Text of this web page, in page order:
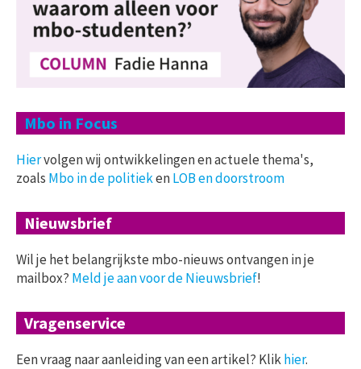
Mbo in Focus
Hiervolgen wij ontwikkelingen en actuele thema's,
zoals Mbo in de politiekenLOB en doorstroom
Nieuwsbrief
Wil je het belangrijkste mbo-nieuws ontvangen in je
mailbox? Meld je aan voor de Nieuwsbrief!
Vragenservice
Een vraag naar aanleiding van een artikel? Klikhier.